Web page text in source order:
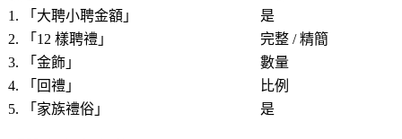
1. 「 大聘小聘金額 」
是
2. 「 12 樣聘禮 」
完整 / 精簡
3. 「 金飾 」
數量
4. 「 回禮 」
比例
5. 「 家族禮俗 」 是